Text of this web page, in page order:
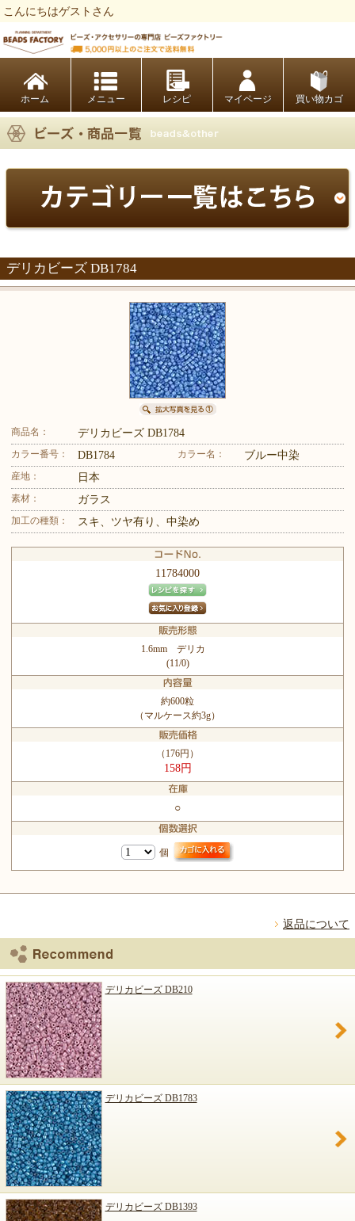
こんにちはゲストさん
ホーム レシピ マイページ 買い物カゴ
デリカビーズ DB1784
商品名： デリカビーズ DB1784
カラー番号： DB1784 カラー名： ブルー中染
産地： 日本
素材： ガラス
加工の種類： スキ、ツヤ有り、中染め
11784000
1.6mm デリカ
(11/0)
約600粒
（マルケース約3g）
（176円）
158円
○
個
返品について
デリカビーズ DB210
デリカビーズ DB1783
デリカビーズ DB1393